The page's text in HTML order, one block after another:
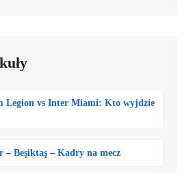
Legion vs Inter Miami: Kto wyjdzie
– Beşiktaş – Kadry na mecz